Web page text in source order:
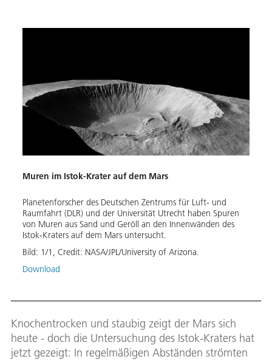
Muren im Istok-Krater auf dem Mars
Planetenforscher des Deutschen Zentrums für Luft- und
Raumfahrt (DLR) und der Universität Utrecht haben Spuren
von Muren aus Sand und Geröll an den Innenwänden des
Istok-Kraters auf dem Mars untersucht.
Bild: 1/1 , Credit: NASA/JPL/University of Arizona.
Download
Knochentrocken und staubig zeigt der Mars sich
heute - doch die Untersuchung des Istok-Kraters hat
jetzt gezeigt: In regelmäßigen Abständen strömten